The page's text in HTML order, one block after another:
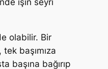
olabilir. Bir
tek başımıza
başına bağırıp